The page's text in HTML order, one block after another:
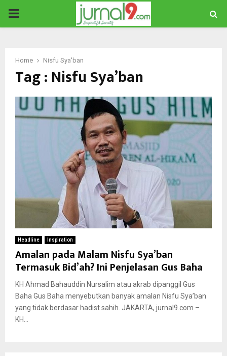
PRIMARY
Home Nisfu Sya'ban
Tag : Nisfu Sya’ban
Headline Inspiration
Amalan pada Malam Nisfu Sya’ban
Termasuk Bid’ah? Ini Penjelasan Gus Baha
KH Ahmad Bahauddin Nursalim atau akrab dipanggil Gus
Baha Gus Baha menyebutkan banyak amalan Nisfu Sya’ban
yang tidak berdasar hadist sahih. JAKARTA, jurnal9.com –
KH...